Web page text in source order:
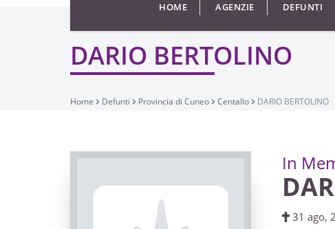
HOME AGENZIE DEFUNTI
DARIO BERTOLINO
Home Defunti Provincia di Cuneo Centallo DARIO BERTOLINO
In
31 ago,